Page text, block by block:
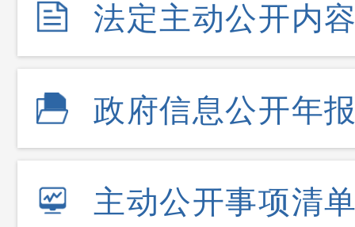
法定主动公开内
政府信息公开年
主动公开事项清